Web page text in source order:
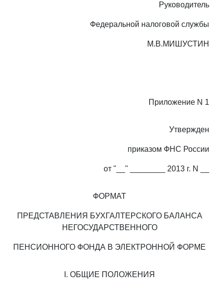
Руководитель
Федеральной налоговой службы
М.В.МИШУСТИН
Приложение N 1
Утвержден
приказом ФНС России
от "__" ________ 2013 г. N __
ФОРМАТ
ПРЕДСТАВЛЕНИЯ БУХГАЛТЕРСКОГО БАЛАНСА
НЕГОСУДАРСТВЕННОГО
ПЕНСИОННОГО ФОНДА В ЭЛЕКТРОННОЙ ФОРМЕ
I. ОБЩИЕ ПОЛОЖЕНИЯ